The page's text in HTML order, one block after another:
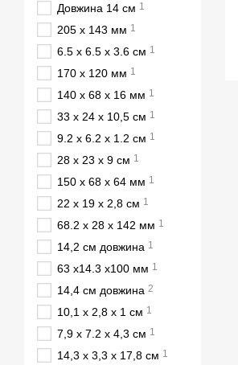
Довжина 14 см 1
205 х 143 мм 1
6.5 х 6.5 х 3.6 см 1
170 х 120 мм 1
140 х 68 х 16 мм 1
33 х 24 х 10,5 см 1
9.2 х 6.2 х 1.2 см 1
28 х 23 х 9 см 1
150 x 68 x 64 мм 1
22 х 19 х 2,8 см 1
68.2 х 28 х 142 мм 1
14,2 см довжина 1
63 х14.3 х100 мм 1
14,4 см довжина 2
10,1 x 2,8 x 1 см 1
7,9 х 7.2 х 4,3 см 1
14,3 х 3,3 х 17,8 см 1